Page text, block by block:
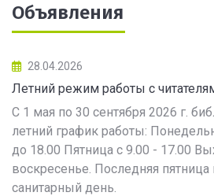
Объявления
28.04.2026
Летний режим работы с
С 1 мая по 30 сентября 2026 г.
летний график работы:
до 18.00 Пятница с 9.00 - 17.00
воскресенье. Последняя
санитарный день.